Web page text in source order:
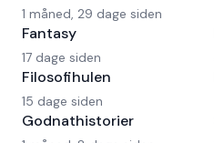
1 måned, 29 dage siden
Fantasy
17 dage siden
Filosofihulen
15 dage siden
Godnathistorier